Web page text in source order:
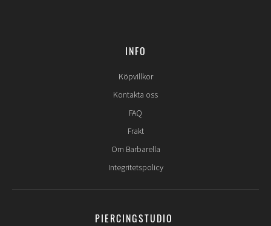
INFO
Köpvillkor
Kontakta oss
FAQ
Frakt
Om Barbarella
Integritetspolicy
PIERCINGSTUDIO